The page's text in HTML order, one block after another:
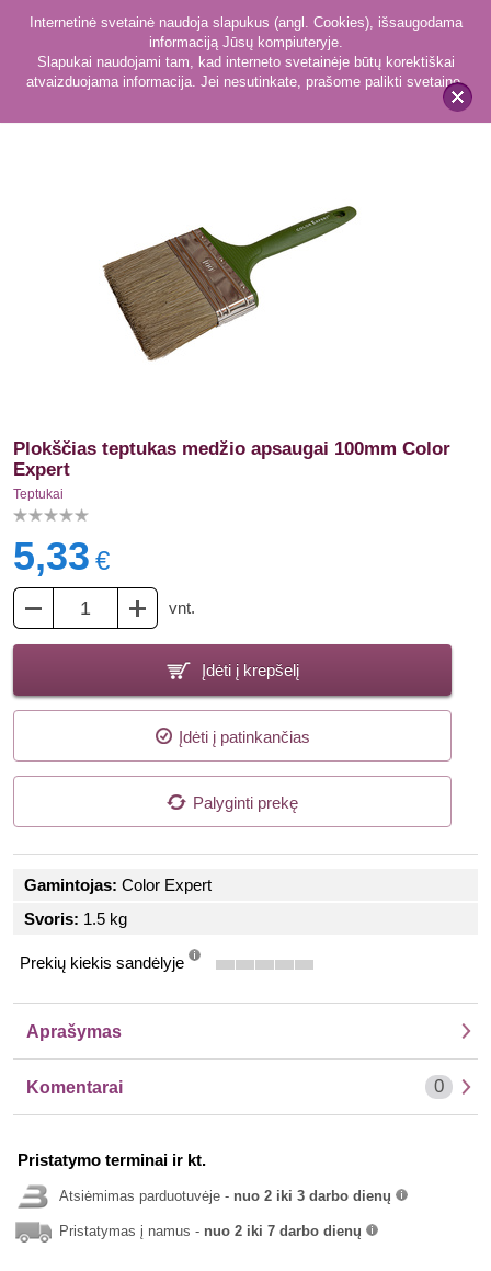
x
Internetinė svetainė naudoja slapukus (angl. Cookies), išsaugodama
informaciją Jūsų kompiuteryje.
Slapukai naudojami tam, kad interneto svetainėje būtų korektiškai
atvaizduojama informacija. Jei nesutinkate, prašome palikti svetainę.
Teptukai 59
Plokščias teptukas medžio apsaugai 100mm Color
Expert
Teptukai
5,33 €
vnt.
Įdėti į krepšelį
Įdėti į patinkančias
Palyginti prekę
Gamintojas: Color Expert
Svoris: 1.5 kg
Prekių kiekis sandėlyje
Aprašymas
Komentarai 0
Pristatymo terminai ir kt.
Atsiėmimas parduotuvėje - nuo 2 iki 3 darbo dienų
Pristatymas į namus - nuo 2 iki 7 darbo dienų